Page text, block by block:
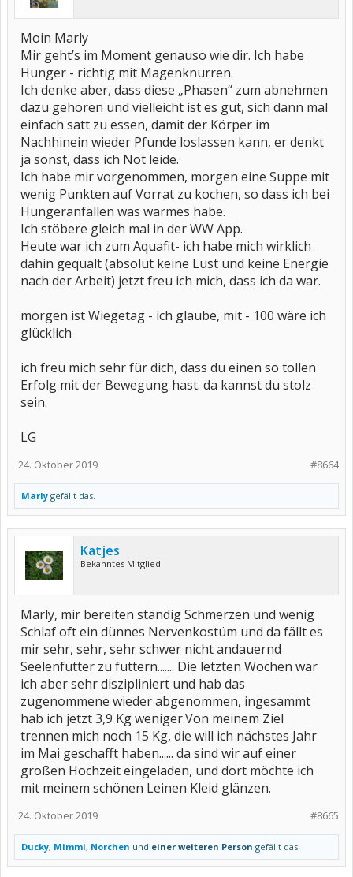
Moin Marly
Mir geht’s im Moment genauso wie dir. Ich habe
Hunger - richtig mit Magenknurren.
Ich denke aber, dass diese „Phasen“ zum abnehmen
dazu gehören und vielleicht ist es gut, sich dann mal
einfach satt zu essen, damit der Körper im
Nachhinein wieder Pfunde loslassen kann, er denkt
ja sonst, dass ich Not leide.
Ich habe mir vorgenommen, morgen eine Suppe mit
wenig Punkten auf Vorrat zu kochen, so dass ich bei
Hungeranfällen was warmes habe.
Ich stöbere gleich mal in der WW App.
Heute war ich zum Aquafit- ich habe mich wirklich
dahin gequält (absolut keine Lust und keine Energie
nach der Arbeit) jetzt freu ich mich, dass ich da war.
morgen ist Wiegetag - ich glaube, mit - 100 wäre ich
glücklich
ich freu mich sehr für dich, dass du einen so tollen
Erfolg mit der Bewegung hast. da kannst du stolz
sein.
LG
#8664
24. Oktober 2019
Marly gefällt das.
Katjes
Bekanntes Mitglied
Marly, mir bereiten ständig Schmerzen und wenig
Schlaf oft ein dünnes Nervenkostüm und da fällt es
mir sehr, sehr, sehr schwer nicht andauernd
Seelenfutter zu futtern....... Die letzten Wochen war
ich aber sehr diszipliniert und hab das
zugenommene wieder abgenommen, ingesammt
hab ich jetzt 3,9 Kg weniger.Von meinem Ziel
trennen mich noch 15 Kg, die will ich nächstes Jahr
im Mai geschafft haben...... da sind wir auf einer
großen Hochzeit eingeladen, und dort möchte ich
mit meinem schönen Leinen Kleid glänzen.
#8665
24. Oktober 2019
Ducky, Mimmi, Norchen und einer weiteren Person gefällt das.